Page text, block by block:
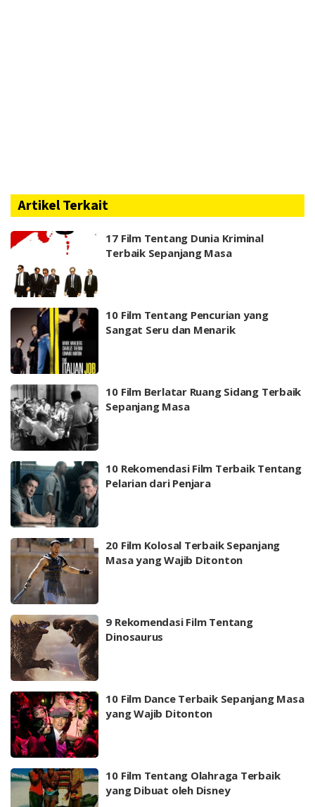
Artikel Terkait
17 Film Tentang Dunia Kriminal
Terbaik Sepanjang Masa
10 Film Tentang Pencurian yang
Sangat Seru dan Menarik
10 Film Berlatar Ruang Sidang Terbaik
Sepanjang Masa
10 Rekomendasi Film Terbaik Tentang
Pelarian dari Penjara
20 Film Kolosal Terbaik Sepanjang
Masa yang Wajib Ditonton
9 Rekomendasi Film Tentang
Dinosaurus
10 Film Dance Terbaik Sepanjang Masa
yang Wajib Ditonton
10 Film Tentang Olahraga Terbaik
yang Dibuat oleh Disney